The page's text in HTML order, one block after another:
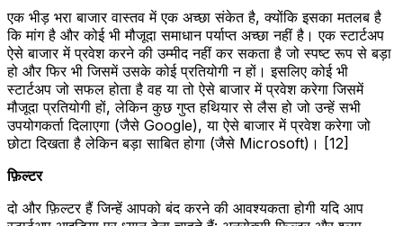
एक भीड़ भरा बाजार वास्तव में एक अच्छा संकेत है, क्योंकि इसका मतलब है
कि मांग है और कोई भी मौजूदा समाधान पर्याप्त अच्छा नहीं है। एक स्टार्टअप
ऐसे बाजार में प्रवेश करने की उम्मीद नहीं कर सकता है जो स्पष्ट रूप से बड़ा
हो और फिर भी जिसमें उसके कोई प्रतियोगी न हों। इसलिए कोई भी
स्टार्टअप जो सफल होता है वह या तो ऐसे बाजार में प्रवेश करेगा जिसमें
मौजूदा प्रतियोगी हों, लेकिन कुछ गुप्त हथियार से लैस हो जो उन्हें सभी
उपयोगकर्ता दिलाएगा (जैसे Google), या ऐसे बाजार में प्रवेश करेगा जो
छोटा दिखता है लेकिन बड़ा साबित होगा (जैसे Microsoft)। [12]
फ़िल्टर
दो और फ़िल्टर हैं जिन्हें आपको बंद करने की आवश्यकता होगी यदि आप